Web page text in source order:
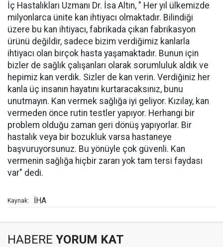
İç Hastalıkları Uzmanı Dr. İsa Altın, " Her yıl ülkemizde
milyonlarca ünite kan ihtiyacı olmaktadır. Bilindiği
üzere bu kan ihtiyacı, fabrikada çıkan fabrikasyon
ürünü değildir, sadece bizim verdiğimiz kanlarla
ihtiyacı olan birçok hasta yaşamaktadır. Bunun için
bizler de sağlık çalışanları olarak sorumluluk aldık ve
hepimiz kan verdik. Sizler de kan verin. Verdiğiniz her
kanla üç insanın hayatını kurtaracaksınız, bunu
unutmayın. Kan vermek sağlığa iyi geliyor. Kızılay, kan
vermeden önce rutin testler yapıyor. Herhangi bir
problem olduğu zaman geri dönüş yapıyorlar. Bir
hastalık veya bir bozukluk varsa hastaneye
başvuruyorsunuz. Bu yönüyle çok güvenli. Kan
vermenin sağlığa hiçbir zararı yok tam tersi faydası
var" dedi.
Kaynak: İHA
HABERE YORUM KAT